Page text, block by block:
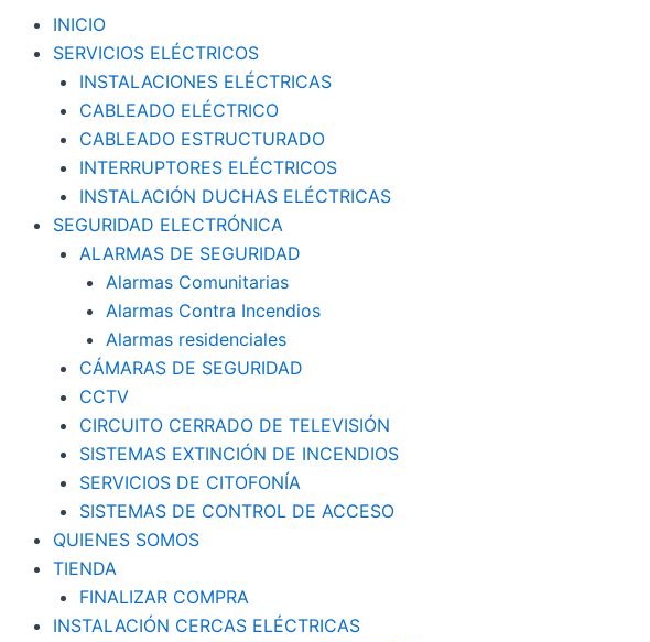
INICIO
SERVICIOS ELÉCTRICOS
INSTALACIONES ELÉCTRICAS
CABLEADO ELÉCTRICO
CABLEADO ESTRUCTURADO
INTERRUPTORES ELÉCTRICOS
INSTALACIÓN DUCHAS ELÉCTRICAS
SEGURIDAD ELECTRÓNICA
ALARMAS DE SEGURIDAD
Alarmas Comunitarias
Alarmas Contra Incendios
Alarmas residenciales
CÁMARAS DE SEGURIDAD
CCTV
CIRCUITO CERRADO DE TELEVISIÓN
SISTEMAS EXTINCIÓN DE INCENDIOS
SERVICIOS DE CITOFONÍA
SISTEMAS DE CONTROL DE ACCESO
QUIENES SOMOS
TIENDA
FINALIZAR COMPRA
INSTALACIÓN CERCAS ELÉCTRICAS